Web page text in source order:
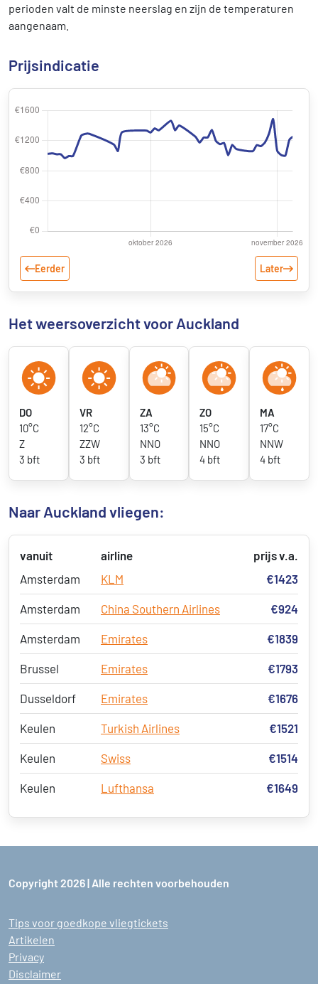
perioden valt de minste neerslag en zijn de temperaturen
aangenaam.
Prijsindicatie
Eerder Later
Het weersoverzicht voor Auckland
DO
10°C
Z
3 bft
VR
12°C
ZZW
3 bft
ZA
13°C
NNO
3 bft
ZO
15°C
NNO
4 bft
MA
17°C
NNW
4 bft
Naar Auckland vliegen:
vanuit airline
prijs v.a.
Amsterdam
KLM €1423
Amsterdam China Southern Airlines €924
Amsterdam Emirates €1839
Brussel Emirates €1793
Dusseldorf Emirates €1676
Keulen Turkish Airlines €1521
Keulen Swiss €1514
Keulen Lufthansa €1649
Copyright 2026 | Alle rechten voorbehouden
Tips voor goedkope vliegtickets
Artikelen
Privacy
Disclaimer